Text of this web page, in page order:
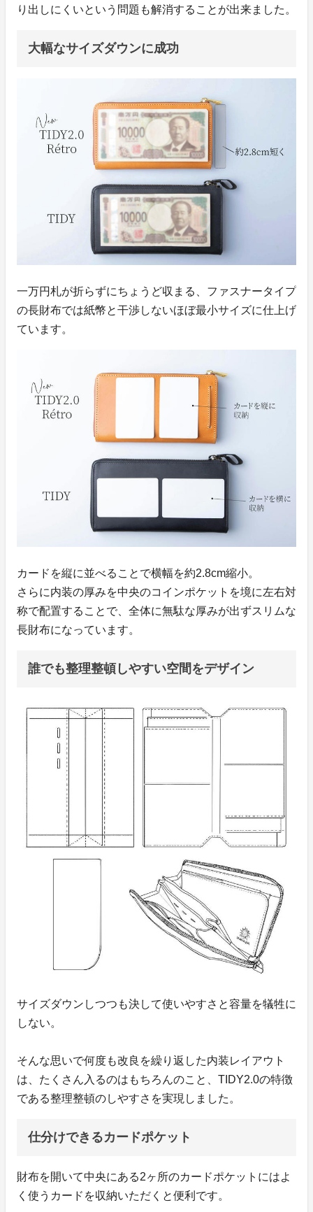
り出しにくいという問題も解消することが出来ました。
大幅なサイズダウンに成功
一万円札が折らずにちょうど収まる、ファスナータイプ
の長財布では紙幣と干渉しないほぼ最小サイズに仕上げ
ています。
カードを縦に並べることで横幅を約2.8cm縮小。
さらに内装の厚みを中央のコインポケットを境に左右対
称で配置することで、全体に無駄な厚みが出ずスリムな
長財布になっています。
誰でも整理整頓しやすい空間をデザイン
サイズダウンしつつも決して使いやすさと容量を犠牲に
しない。
そんな思いで何度も改良を繰り返した内装レイアウト
は、たくさん入るのはもちろんのこと、TIDY2.0の特徴
である整理整頓のしやすさを実現しました。
仕分けできるカードポケット
財布を開いて中央にある2ヶ所のカードポケットにはよ
く使うカードを収納いただくと便利です。